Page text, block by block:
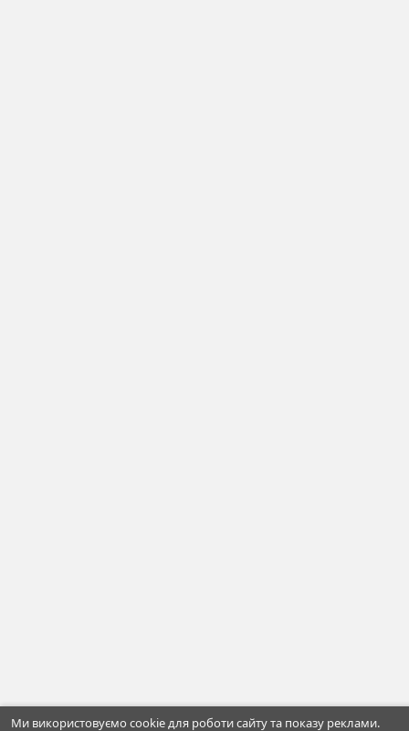
Ми використовуємо cookie для роботи сайту та показу реклами.